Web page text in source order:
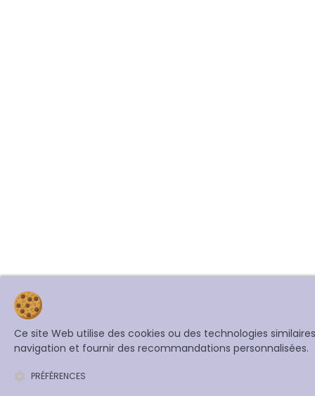
Ce site Web utilise des cookies ou des technologies
navigation et fournir des recommandations personnalisées.
PRÉFÉRENCES